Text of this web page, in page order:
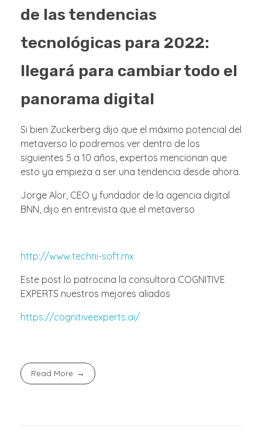
de las tendencias
tecnológicas para 2022:
llegará para cambiar todo el
panorama digital
Si bien Zuckerberg dijo que el máximo potencial del
metaverso lo podremos ver dentro de los
siguientes 5 a 10 años, expertos mencionan que
esto ya empieza a ser una tendencia desde ahora.
Jorge Alor, CEO y fundador de la agencia digital
BNN, dijo en entrevista que el metaverso
http://www.techni-soft.mx
Este post lo patrocina la consultora COGNITIVE
EXPERTS nuestros mejores aliados
https://cognitiveexperts.ai/
Read More